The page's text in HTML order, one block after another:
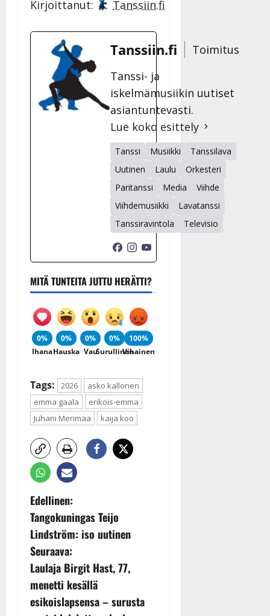
Kirjoittanut: Tanssiin.fi
Tanssiin.fi
Toimitus
Tanssi- ja
iskelmämusiikin uutiset
asiantuntevasti.
Lue koko esittely
Tanssi Musiikki
Tanssilava
Uutinen
Laulu
Orkesteri
Paritanssi
Media
Viihde
Viihdemusiikki
Lavatanssi
Tanssiravintola
Televisio
MITÄ TUNTEITA JUTTU HERÄTTI?
0%
Ihana
0%
Hauska
0%
Vau
0%
Surullinen
100%
Vihainen
Tags: 2026
asko kallonen
emma gaala
erikois-emma
Juhani Merimaa
kaija koo
P
o
s
t
n
Edellinen:
Tangokuningas Teijo
Lindström: iso uutinen
Seuraava:
Laulaja Birgit Hast, 77,
menetti kesällä
esikoislapsensa – surusta